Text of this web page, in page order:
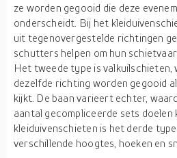
ze worden gegooid die deze
onderscheidt. Bij het
uit tegenovergestelde richtingen
schutters helpen om hun
Het tweede type is valkuilschieten,
dezelfde richting worden gegooid
kijkt. De baan varieert echter,
aantal gecompliceerde sets
kleiduivenschieten is het derde
verschillende hoogtes, hoeken en